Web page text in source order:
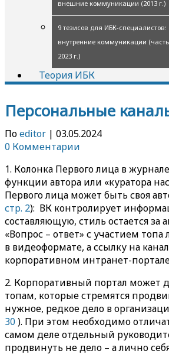
внешние коммуникации (2013 г.)
9 тезисов для ИБК-специалистов:
внутренние коммуникации
2023 г.)
Теория ИБК
Персональные
Поeditor | 03.05.2024
0 Комментарии
1. Колонка Первого лица в
функции автора или «куратора
Первого лица может быть своя
стр. 2): ВК контролирует
составляющую, стиль остается за
«Вопрос – ответ» с участием топа
в видеоформате, а ссылку на
корпоративном интранет-
2. Корпоративный портал может
топам, которые стремятся
нужное, редкое дело в
30). При этом необходимо
самом деле отдельный
продвинуть не дело – а лично